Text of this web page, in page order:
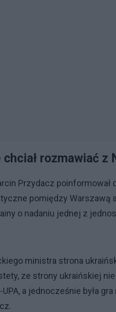
chciał rozmawiać z
Przydacz
pomiędzy Warszawą
o nadaniu jednej z
ministra strona
ze strony ukraińskiej
a jednocześnie była